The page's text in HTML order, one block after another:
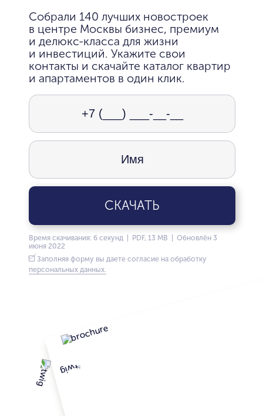
Собрали 140 лучших новостроек
в центре Москвы бизнес, премиум
и делюкс-класса для жизни
и инвестиций. Укажите свои
контакты и скачайте каталог квартир
и апартаментов в один клик.
СКАЧАТЬ
Время скачивания: 6 секунд | PDF, 13 MB | Обновлён 3
июня 2022
Заполняя форму вы даете согласие на обработку
персональных данных.